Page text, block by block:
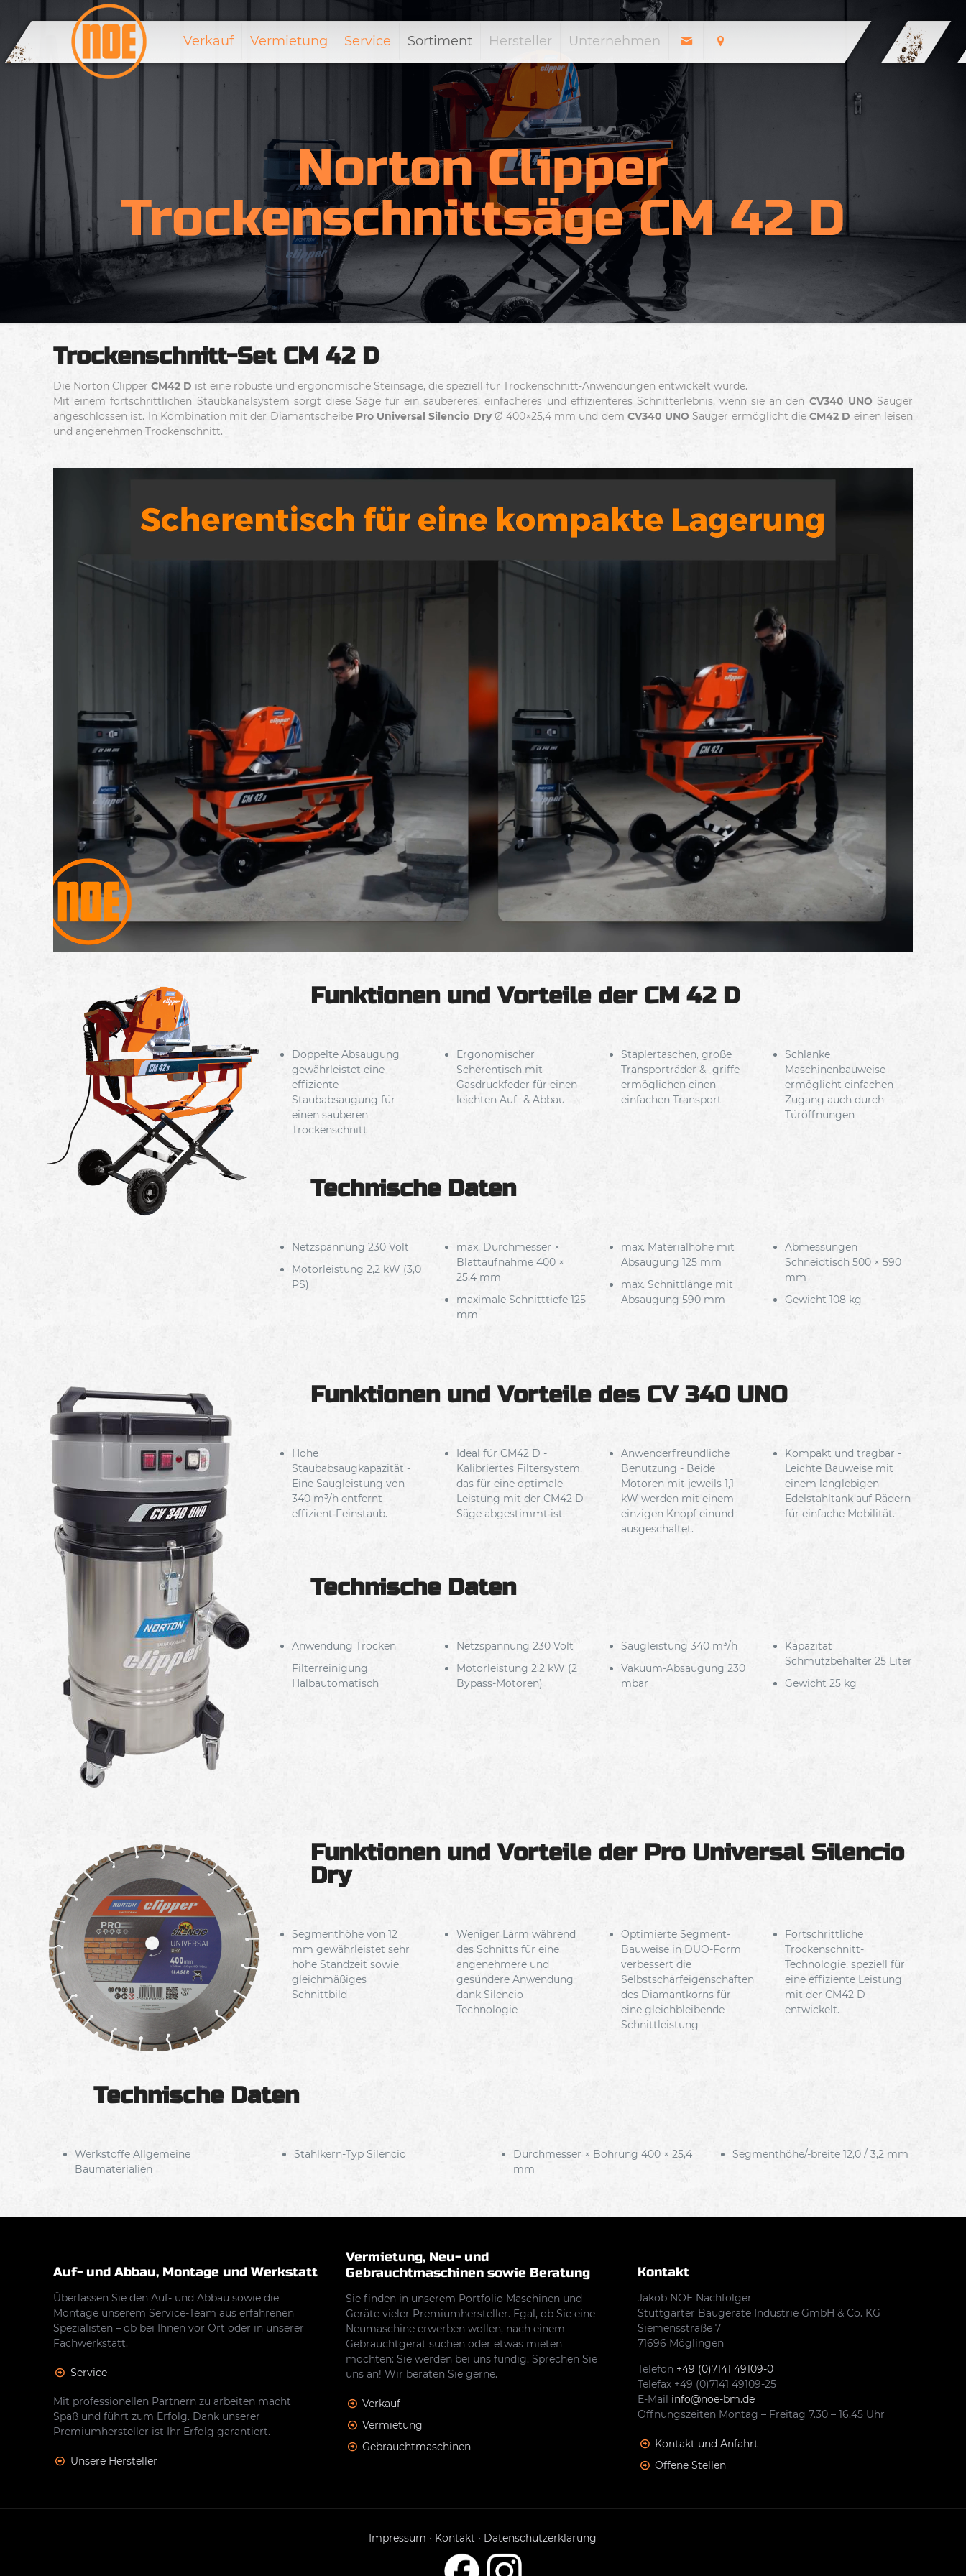
Verkauf Vermietung Service Sortiment Hersteller Unternehmen
Norton Clipper
Trockenschnittsäge CM 42 D
Trockenschnitt-Set CM 42 D
Die Norton ClipperCM42 D ist eine robuste und ergonomische Steinsäge, die speziell für Trockenschnitt-Anwendungen entwickelt wurde.
Mit einem fortschrittlichen Staubkanalsystem sorgt diese Säge für ein saubereres, einfacheres und effizienteres Schnitterlebnis, wenn sie an den CV340 UNO Sauger
angeschlossen ist. In Kombination mit der Diamantscheibe Pro Universal Silencio DryØ 400×25,4 mm und dem CV340 UNO Sauger ermöglicht dieCM42 D einen leisen
und angenehmen Trockenschnitt.
Funktionen und Vorteile der CM 42 D
Doppelte Absaugung
gewährleistet eine
effiziente
Staubabsaugung für
einen sauberen
Trockenschnitt
Ergonomischer
Scherentisch mit
Gasdruckfeder für einen
leichten Auf- & Abbau
Staplertaschen, große
Transporträder & -griffe
ermöglichen einen
einfachen Transport
Schlanke
Maschinenbauweise
ermöglicht einfachen
Zugang auch durch
Türöffnungen
Technische Daten
Netzspannung 230 Volt
Motorleistung 2,2 kW (3,0
PS)
max. Durchmesser ×
Blattaufnahme 400 ×
25,4 mm
maximale Schnitttiefe 125
mm
max. Materialhöhe mit
Absaugung 125 mm
max. Schnittlänge mit
Absaugung 590 mm
Abmessungen
Schneidtisch 500 × 590
mm
Gewicht 108 kg
Funktionen und Vorteile des CV 340 UNO
Hohe
Staubabsaugkapazität -
Eine Saugleistung von
340 m³/h entfernt
effizient Feinstaub.
Ideal für CM42 D -
Kalibriertes Filtersystem,
das für eine optimale
Leistung mit der CM42 D
Säge abgestimmt ist.
Anwenderfreundliche
Benutzung - Beide
Motoren mit jeweils 1,1
kW werden mit einem
einzigen Knopf einund
ausgeschaltet.
Kompakt und tragbar -
Leichte Bauweise mit
einem langlebigen
Edelstahltank auf Rädern
für einfache Mobilität.
Technische Daten
Anwendung Trocken
Filterreinigung
Halbautomatisch
Netzspannung 230 Volt
Motorleistung 2,2 kW (2
Bypass-Motoren)
Saugleistung 340 m³/h
Vakuum-Absaugung 230
mbar
Kapazität
Schmutzbehälter 25 Liter
Gewicht 25 kg
Funktionen und Vorteile der Pro Universal Silencio
Dry
Segmenthöhe von 12
mm gewährleistet sehr
hohe Standzeit sowie
gleichmäßiges
Schnittbild
Weniger Lärm während
des Schnitts für eine
angenehmere und
gesündere Anwendung
dank Silencio-
Technologie
Optimierte Segment-
Bauweise in DUO-Form
verbessert die
Selbstschärfeigenschaften
des Diamantkorns für
eine gleichbleibende
Schnittleistung
Fortschrittliche
Trockenschnitt-
Technologie, speziell für
eine effiziente Leistung
mit der CM42 D
entwickelt.
Technische Daten
Werkstoffe Allgemeine
Baumaterialien
Stahlkern-Typ Silencio
Durchmesser × Bohrung 400 × 25,4
mm
Segmenthöhe/-breite 12,0 / 3,2 mm
Auf- und Abbau, Montage und Werkstatt
Überlassen Sie den Auf- und Abbau sowie die
Montage unserem Service-Team aus erfahrenen
Spezialisten – ob bei Ihnen vor Ort oder in unserer
Fachwerkstatt.
Service
Mit professionellen Partnern zu arbeiten macht
Spaß und führt zum Erfolg. Dank unserer
Premiumhersteller ist Ihr Erfolg garantiert.
Unsere Hersteller
Vermietung, Neu- und
Gebrauchtmaschinen sowie Beratung
Sie finden in unserem Portfolio Maschinen und
Geräte vieler Premiumhersteller. Egal, ob Sie eine
Neumaschine erwerben wollen, nach einem
Gebrauchtgerät suchen oder etwas mieten
möchten: Sie werden bei uns fündig. Sprechen Sie
uns an! Wir beraten Sie gerne.
Verkauf
Vermietung
Gebrauchtmaschinen
Kontakt
Jakob NOE Nachfolger
Stuttgarter Baugeräte Industrie GmbH & Co. KG
Siemensstraße 7
71696 Möglingen
Telefon +49 (0)7141 49109-0
Telefax +49 (0)7141 49109-25
E-Mail info@noe-bm.de
Öffnungszeiten Montag – Freitag 7.30 – 16.45 Uhr
Kontakt und Anfahrt
Offene Stellen
Impressum • Kontakt • Datenschutzerklärung